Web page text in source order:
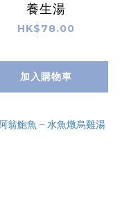
養生湯
HK$78.00
加入購物車